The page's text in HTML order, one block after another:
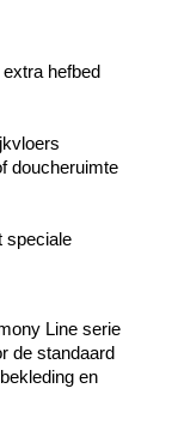
hefbed
doucheruimte
speciale
Line serie
de standaard
en